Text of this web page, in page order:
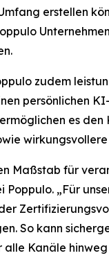
erstellen
zudem
persönlichen
es
Maßstab für
„Für
So kann
Kanäle hinweg